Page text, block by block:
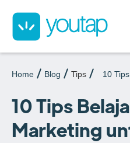
Home Blog Tips 10 Tips
10 Tips
Marketing